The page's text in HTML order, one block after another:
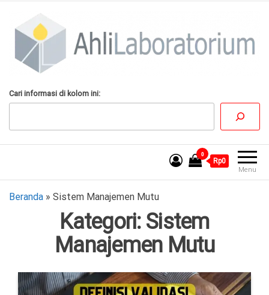
konten
AhliLaboratorium
AhliLaboratorium
Cari informasi di kolom ini:
Menu
0
Rp0
Beranda » Sistem Manajemen Mutu
Kategori: Sistem
Manajemen Mutu